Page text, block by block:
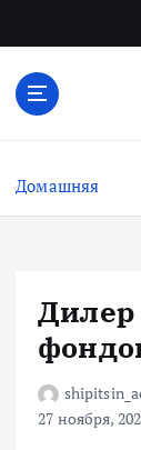
с
Домашняя
Дилер
27 ноября,